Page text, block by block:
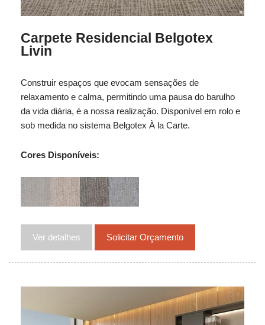
Carpete Residencial Belgotex
Livin
Construir espaços que evocam sensações de
relaxamento e calma, permitindo uma pausa do barulho
da vida diária, é a nossa realização. Disponível em rolo e
sob medida no sistema Belgotex À la Carte.
Cores Disponíveis:
Ver detalhes Solicitar Orçamento